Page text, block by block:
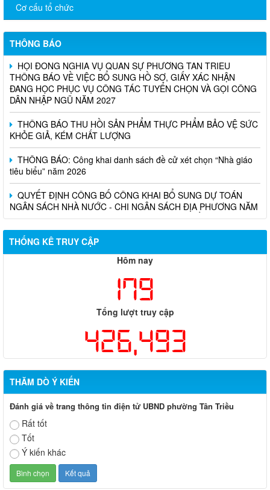
Cơ cấu tổ chức
THÔNG BÁO
HỘI ĐỒNG NGHĨA VỤ QUÂN SỰ PHƯỜNG TÂN TRIỀU
THÔNG BÁO VỀ VIỆC BỔ SUNG HỒ SƠ, GIẤY XÁC NHẬN
ĐANG HỌC PHỤC VỤ CÔNG TÁC TUYỂN CHỌN VÀ GỌI CÔNG
DÂN NHẬP NGŨ NĂM 2027
THÔNG BÁO THU HỒI SẢN PHẨM THỰC PHẨM BẢO VỆ SỨC
KHỎE GIẢ, KÉM CHẤT LƯỢNG
THÔNG BÁO: Công khai danh sách đề cử xét chọn “Nhà giáo
tiêu biểu” năm 2026
QUYẾT ĐỊNH CÔNG BỐ CÔNG KHAI BỔ SUNG DỰ TOÁN
NGÂN SÁCH NHÀ NƯỚC - CHI NGÂN SÁCH ĐỊA PHƯƠNG NĂM
2026 (ĐỢT 2) TRÊN ĐỊA BÀN PHƯỜNG TÂN TRIỀU
THỐNG KÊ TRUY CẬP
Hôm nay
179
Tổng lượt truy cập
426,493
THĂM DÒ Ý KIẾN
Đánh giá về trang thông tin điện tử UBND phường Tân Triều
Rất tốt
Tốt
Ý kiến khác